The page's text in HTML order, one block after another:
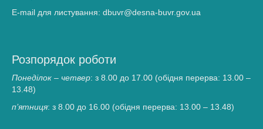
E-mail для листування: dbuvr@desna-buvr.gov.ua
Розпорядок роботи
Понеділок – четвер: з 8.00 до 17.00 (обідня перерва: 13.00 –
13.48)
п’ятниця: з 8.00 до 16.00 (обідня перерва: 13.00 – 13.48)